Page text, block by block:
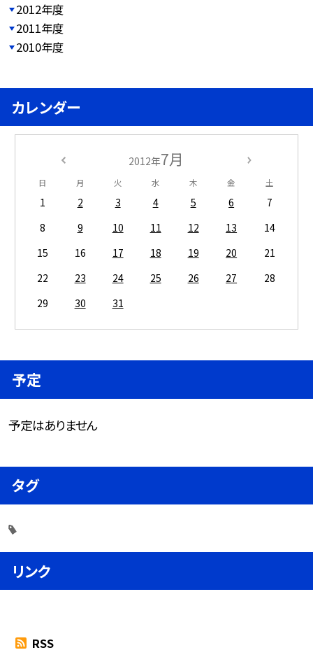
2012年度
2011年度
2010年度
カレンダー
2012年7月
日 月 火 水 木 金 土
1 2 3 4 5 6
7
8
9 10 11 12 13
14
15
16 17 18 19 20
21
22
23 24 25 26 27
28
29
30 31
予定
予定はありません
タグ
リンク
RSS